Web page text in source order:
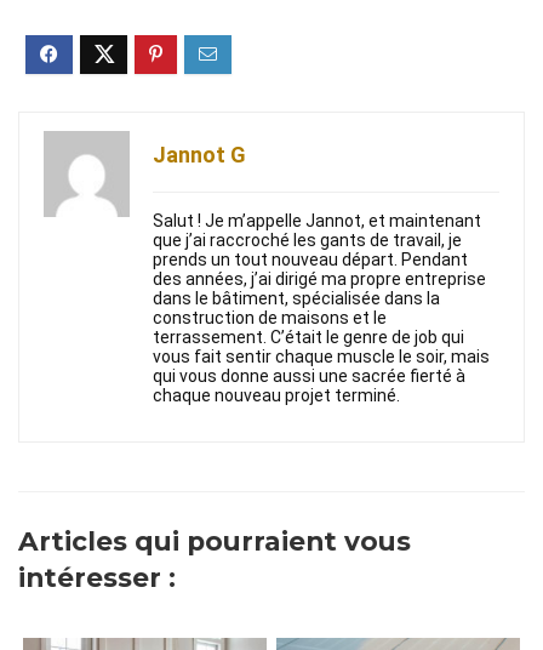
Jannot G
Salut ! Je m’appelle Jannot, et maintenant
que j’ai raccroché les gants de travail, je
prends un tout nouveau départ. Pendant
des années, j’ai dirigé ma propre entreprise
dans le bâtiment, spécialisée dans la
construction de maisons et le
terrassement. C’était le genre de job qui
vous fait sentir chaque muscle le soir, mais
qui vous donne aussi une sacrée fierté à
chaque nouveau projet terminé.
Articles qui pourraient vous
intéresser :